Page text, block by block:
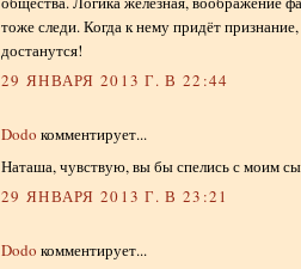
тоже следи. Когда к нему придёт
достанутся!
29 ЯНВАРЯ 2013 Г. В 22:44
Dodo комментирует...
Наташа, чувствую, вы бы спелись с моим
29 ЯНВАРЯ 2013 Г. В 23:21
Dodo комментирует...